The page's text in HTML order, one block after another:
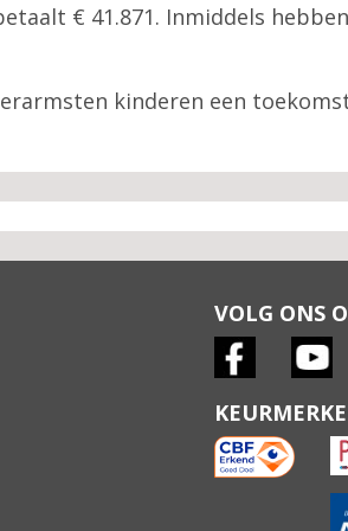
€ 41.871. Inmiddels
kinderen een
VOLG ONS